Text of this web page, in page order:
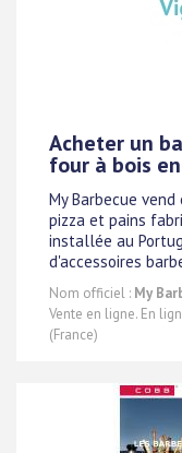
Acheter un
four à bois
My Barbecue
pizza et pains
installée au
d'accessoires
Nom officiel : My
Vente en ligne. En
(France)